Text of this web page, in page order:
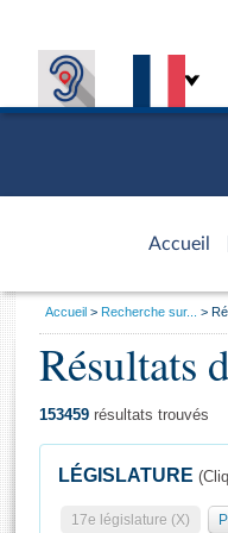
Accueil
d'accueil
Général
Vous
Accueil Recherche sur...
Résultats
153459 résultats trouvés
LÉGISLATURE
17e législature (X)